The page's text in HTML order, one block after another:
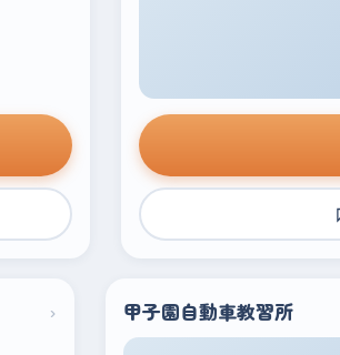
› 甲子園自動車教習所